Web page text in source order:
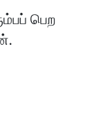
பெற